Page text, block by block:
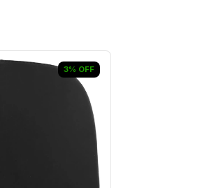
3% OFF